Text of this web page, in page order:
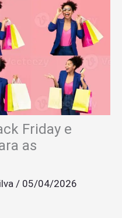
Friday e
as
/ 05/04/2026